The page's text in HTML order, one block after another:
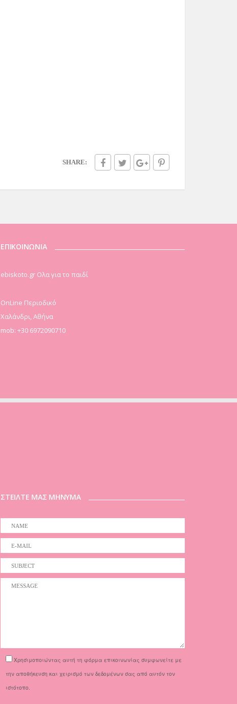
SHARE:
ΕΠΙΚΟΙΝΩΝΙΑ
ebiskoto.gr Ολα για το παιδί
OnLine Περιοδικό
Χαλάνδρι, Αθήνα
mob: +30 6972090710
ΣΤΕΙΛΤΕ ΜΑΣ ΜΗΝΥΜΑ
Χρησιμοποιώντας αυτή τη φόρμα επικοινωνίας συμφωνείτε με
την αποθήκευση και χειρισμό των δεδομένων σας από αυτόν τον
ιστότοπο.